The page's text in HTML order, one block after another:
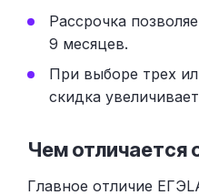
Рассрочка
9 месяцев.
При выборе трех
скидка
Чем отличается
Главное отличие